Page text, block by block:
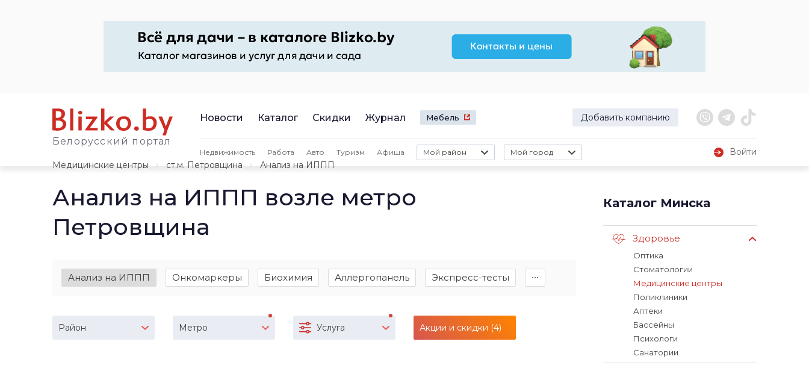
Белорусский портал
Новости Каталог Скидки Журнал Мебель Добавить компанию
Недвижимость Работа Авто Туризм Афиша Мой район Мой город
Войти
Медицинские центры
ст.м. Петровщина Анализ на ИППП
Анализ на ИППП возле метро
Петровщина
Анализ на ИППП Онкомаркеры Биохимия Аллергопанель Экспресс-тесты ∙∙∙
Район Метро Услуга Акции и скидки (4)
Каталог Минска
Здоровье
Оптика
Стоматологии
Медицинские центры
Поликлиники
Аптеки
Бассейны
Психологи
Санатории